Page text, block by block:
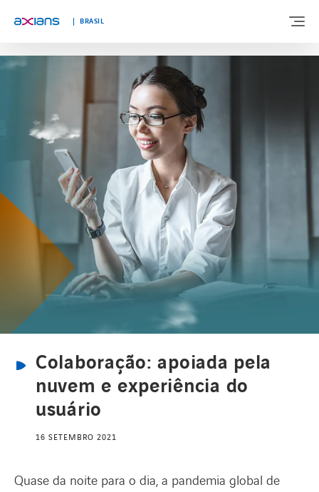
BRASIL
BEM-VINDO A AXIANS BRASIL
SOBRE NÓS
EXPERTISES
SEGMENTOS
BLOG
FALE CONOSCO
CANAL DE DENÚNCIAS
CARREIRAS
Colaboração: apoiada pela
nuvem e experiência do
usuário
16 SETEMBRO 2021
Quase da noite para o dia, a pandemia global de